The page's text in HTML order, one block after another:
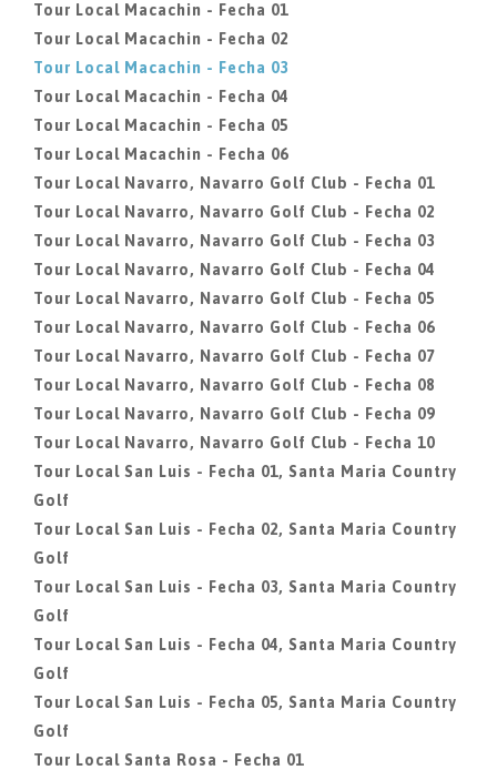
Tour Local Macachin - Fecha 01
Tour Local Macachin - Fecha 02
Tour Local Macachin - Fecha 03
Tour Local Macachin - Fecha 04
Tour Local Macachin - Fecha 05
Tour Local Macachin - Fecha 06
Tour Local Navarro, Navarro Golf Club - Fecha 01
Tour Local Navarro, Navarro Golf Club - Fecha 02
Tour Local Navarro, Navarro Golf Club - Fecha 03
Tour Local Navarro, Navarro Golf Club - Fecha 04
Tour Local Navarro, Navarro Golf Club - Fecha 05
Tour Local Navarro, Navarro Golf Club - Fecha 06
Tour Local Navarro, Navarro Golf Club - Fecha 07
Tour Local Navarro, Navarro Golf Club - Fecha 08
Tour Local Navarro, Navarro Golf Club - Fecha 09
Tour Local Navarro, Navarro Golf Club - Fecha 10
Tour Local San Luis - Fecha 01, Santa Maria Country
Golf
Tour Local San Luis - Fecha 02, Santa Maria Country
Golf
Tour Local San Luis - Fecha 03, Santa Maria Country
Golf
Tour Local San Luis - Fecha 04, Santa Maria Country
Golf
Tour Local San Luis - Fecha 05, Santa Maria Country
Golf
Tour Local Santa Rosa - Fecha 01